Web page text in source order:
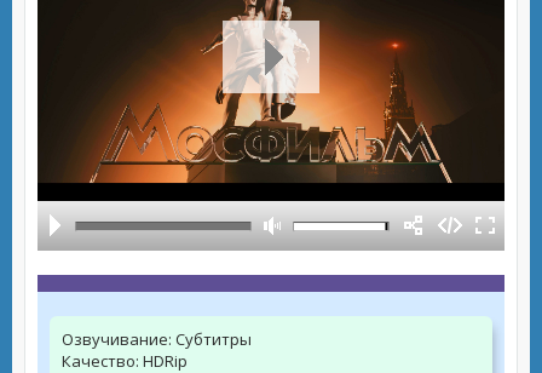
Озвучивание: Субтитры
Качество: HDRip